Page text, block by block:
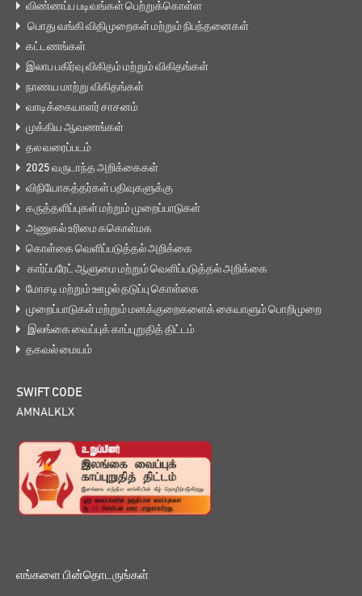
விண்ணப்ப படிவங்கள் பெற்றுக்கொள்ள
பொது வங்கி விதிமுறைகள் மற்றும் நிபந்தனைகள்
கட்டணங்கள்
இலாப பகிர்வு விகிதம் மற்றும் விகிதங்கள்
நாணய மாற்று விகிதங்கள்
வாடிக்கையாளர் சாசனம்
முக்கிய ஆவணங்கள்
தல வரைப்படம்
2025 வருடாந்த அறிக்கைகள்
விநியோகத்தர்கள் பதிவுகளுக்கு
கருத்தளிப்புகள் மற்றும் முறைப்பாடுகள்
அணுகல் உரிமை ககொள்மக
கொள்கை வெளிப்படுத்தல் அறிக்கை
கார்ப்பரேட் ஆளுமை மற்றும் வெளிப்படுத்தல் அறிக்கை
மோசடி மற்றும் ஊழல் தடுப்பு கொள்கை
முறைப்பாடுகள் மற்றும் மனக்குறைகளைக் கையாளும் பொறிமுறை
இலங்கை வைப்புக் காப்புறுதித் திட்டம்
தகவல் மையம்
SWIFT CODE
AMNALKLX
எங்களை பின்தொடருங்கள்